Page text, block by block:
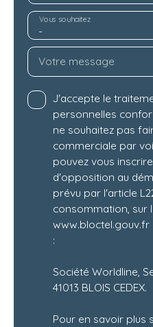
-
Vous souhaitez
Votre message
J'accepte le
personnelles
ne souhaitez pas
commerciale par
pouvez vous
d'opposition au
prévu par l'article
consommation, sur
:
Société Worldline,
41013 BLOIS CEDEX.
Pour en savoir plus